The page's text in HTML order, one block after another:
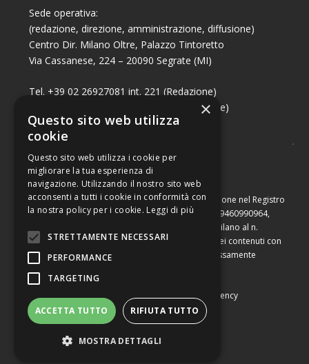
Sede operativa:
(redazione, direzione, amministrazione, diffusione)
Centro Dir. Milano Oltre, Palazzo Tintoretto
Via Cassanese, 224 – 20090 Segrate (MI)
Tel. +39 02 26927081 int. 221 (Redazione)
Tel. +39 02 26927081 int. 224 (Commerciale)
Fax +39 02 26951006
Capitale sociale di Euro 10.000,00 – Numero di iscrizione nel Registro
delle Imprese di Milano, partita Iva e codice fiscale 09460990964,
iscritta al Repertorio Economico Amministrativo di Milano al n.
2091710. È vietata la riproduzione, anche parziale, dei contenuti con
qualsiasi mezzo, compresa la stampa, se non espressamente
Copyright © Converting srl | Privacy Policy|Web Agency
×
Questo sito web utilizza
cookie
Questo sito web utilizza i cookie per
migliorare la tua esperienza di
navigazione. Utilizzando il nostro sito web
acconsenti a tutti i cookie in conformità con
la nostra policy per i cookie. Leggi di più
STRETTAMENTE NECESSARI
PERFORMANCE
TARGETING
ACCETTA TUTTO RIFIUTA TUTTO
MOSTRA DETTAGLI